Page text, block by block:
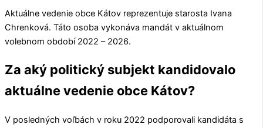
Aktuálne vedenie obce Kátov reprezentuje starosta Ivana
Chrenková. Táto osoba vykonáva mandát v aktuálnom
volebnom období 2022 – 2026.
Za aký politický subjekt kandidovalo
aktuálne vedenie obce Kátov?
V posledných voľbách v roku 2022 podporovali kandidáta s